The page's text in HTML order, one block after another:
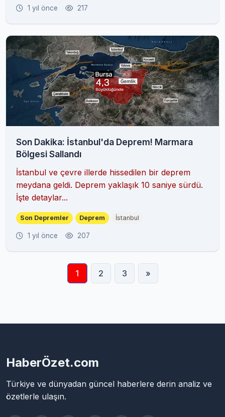
1 yıl önce 217
Son Dakika: İstanbul'da Deprem! Marmara
Bölgesi Sallandı
İstanbul ve çevre illerde hissedilen bir deprem
meydana geldi. Deprem yaklaşık 10 saniye sürdü.
İşte detaylar...
Son Depremler Deprem İstanbul
1 yıl önce 207
1 2 3 »
HaberÖzet.com
Türkiye ve dünyadan güncel haberlere derin analiz ve
özetlerle ulaşın.